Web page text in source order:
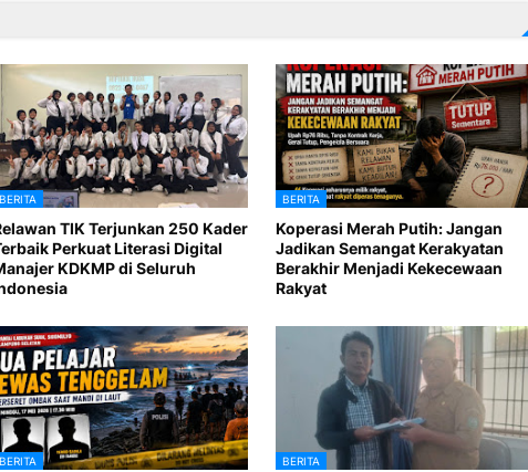
BERITA
TIK Terjunkan 250 Kader
Perkuat Literasi Digital
KDKMP di Seluruh
BERITA
Koperasi Merah Putih: Jangan
Jadikan Semangat Kerakyatan
Berakhir Menjadi Kekecewaan
Rakyat
BERITA BERITA